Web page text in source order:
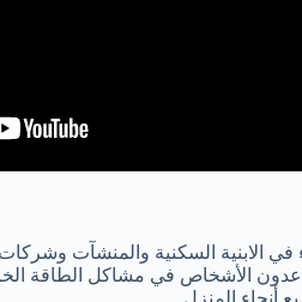
الابنية السكنية والمنشآت وشركات
الأشخاص في مشاكل الطاقة